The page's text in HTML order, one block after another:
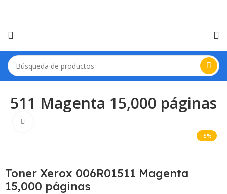
Magenta 15,000 páginas
-5%
Toner Xerox 006R01511 Magenta
15,000 páginas